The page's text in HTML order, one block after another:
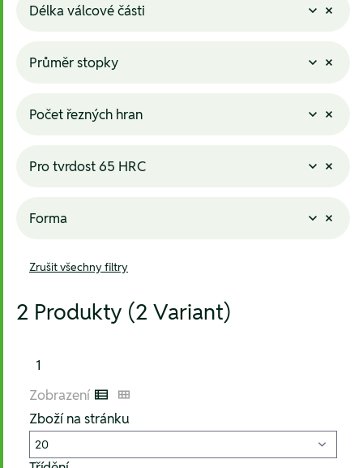
Délka válcové části
Průměr stopky
Počet řezných hran
Pro tvrdost 65 HRC
Forma
Zrušit všechny filtry
2 Produkty (2 Variant)
1
Zobrazení Listenansicht
Kachelansicht
Zboží na stránku